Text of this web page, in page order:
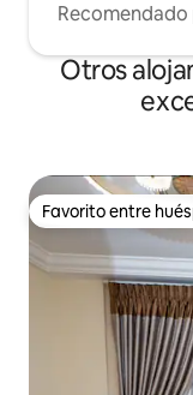
Recomendado
Otros
Favorito entre
Favorito entre